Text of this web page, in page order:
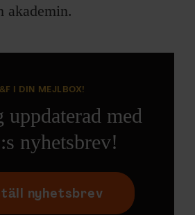
akademin.
I DIN MEJLBOX!
med
nyhetsbrev!
nyhetsbrev